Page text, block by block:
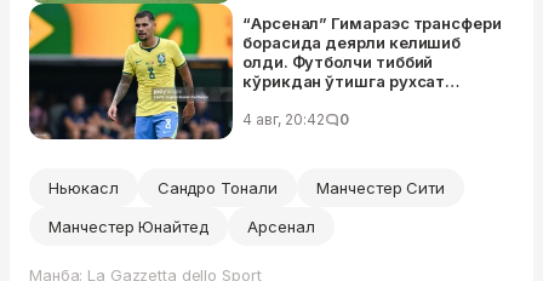
“Арсенал” Гимараэс трансфери
борасида деярли келишиб
олди. Футболчи тиббий
кўрикдан ўтишга рухсат
4 авг, 20:42 0
Ньюкасл Сандро Тонали
Манчестер Сити
Манчестер Юнайтед
Арсенал
Манба: La Gazzetta dello Sport